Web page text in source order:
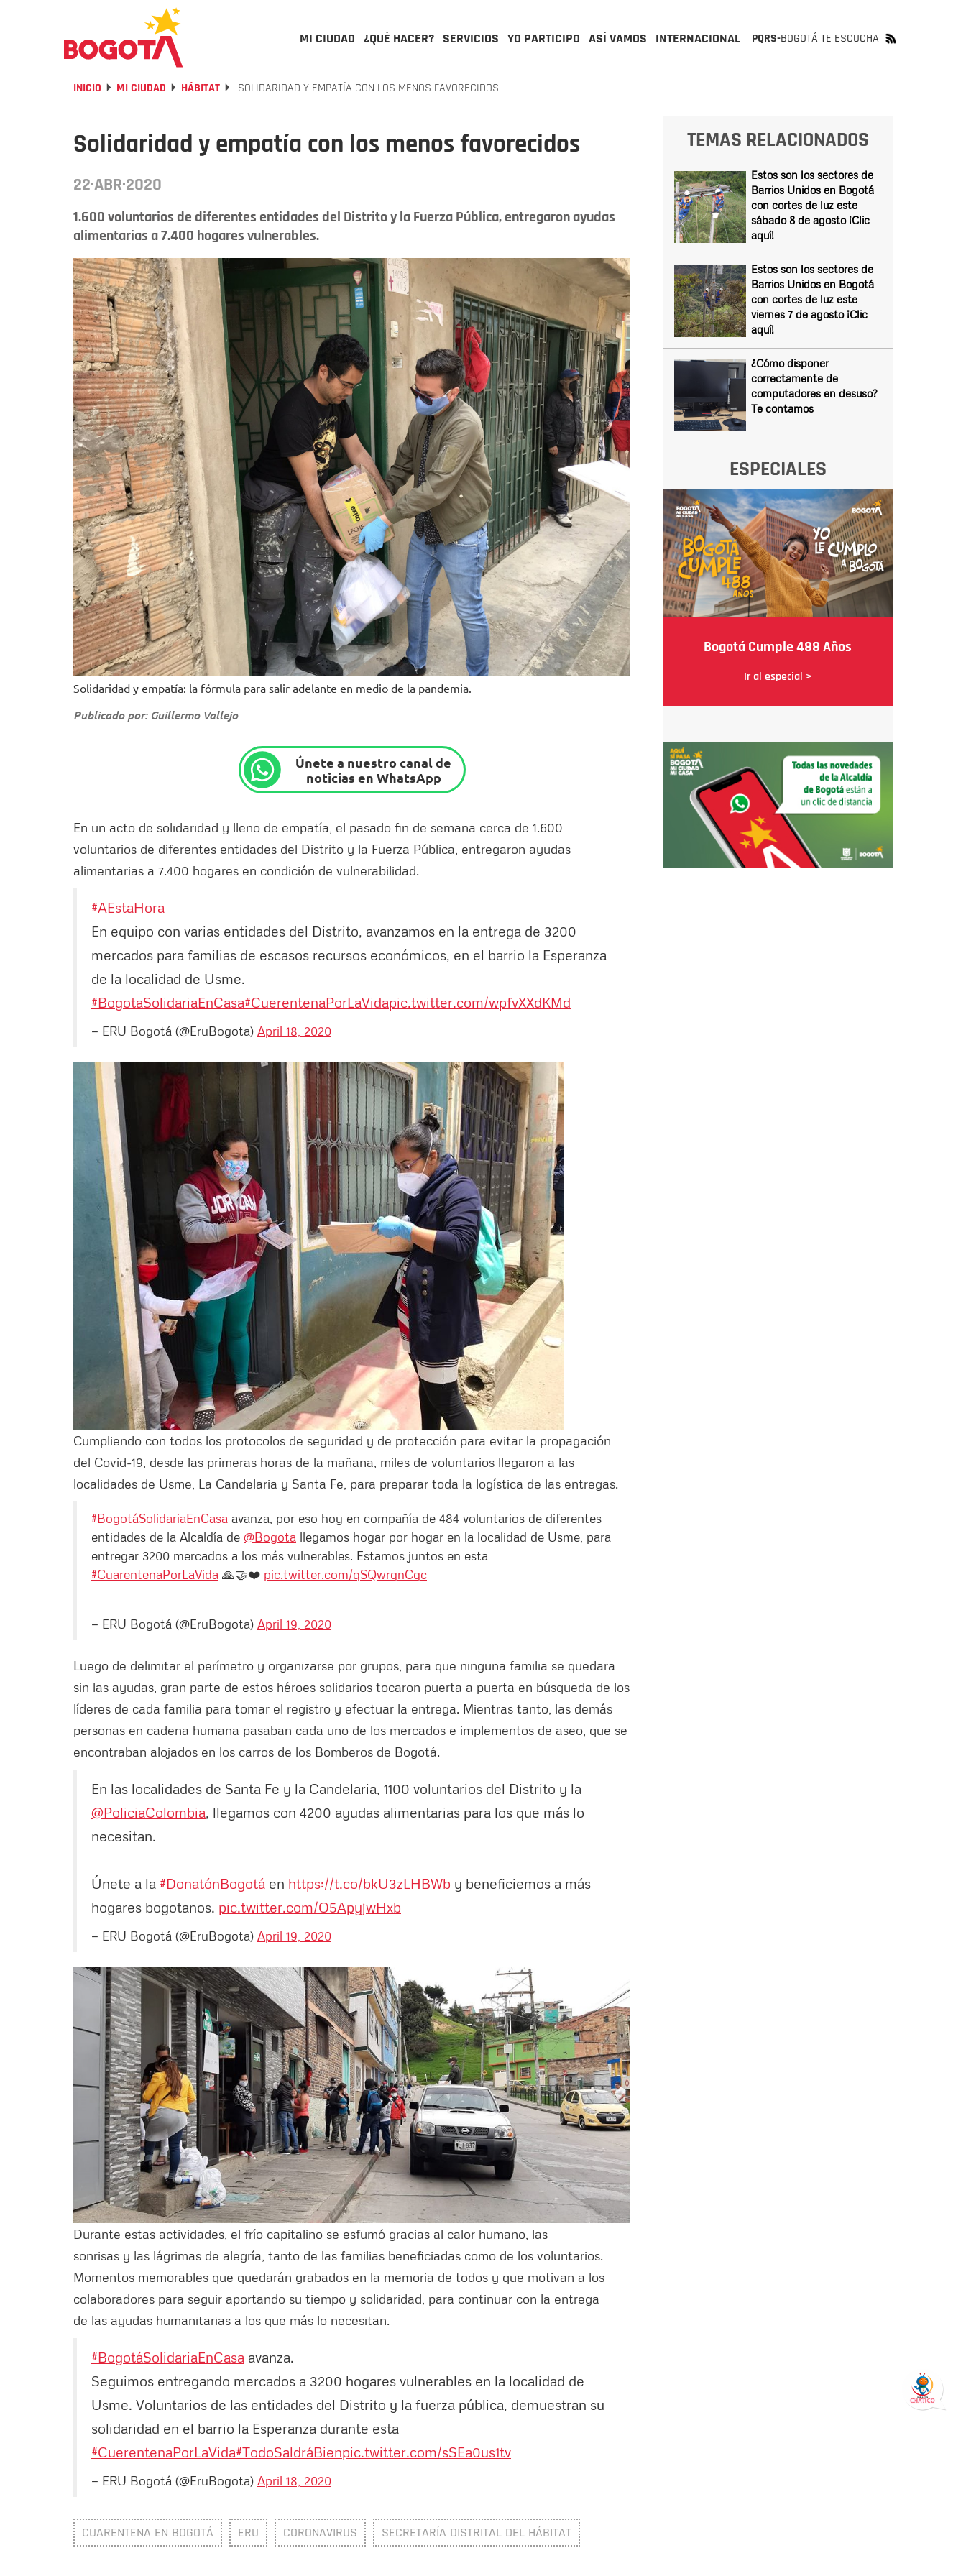
MI CIUDAD ¿QUÉ HACER? SERVICIOS YO PARTICIPO ASÍ VAMOS INTERNACIONAL PQRS-BOGOTÁ TE ESCUCHA
INICIO MI CIUDAD HÁBITAT SOLIDARIDAD Y EMPATÍA CON LOS MENOS FAVORECIDOS
Solidaridad y empatía con los menos favorecidos
22·ABR·2020
1.600 voluntarios de diferentes entidades del Distrito y la Fuerza Pública, entregaron ayudas
alimentarias a 7.400 hogares vulnerables.
Solidaridad y empatía: la fórmula para salir adelante en medio de la pandemia.
Publicado por: Guillermo Vallejo
Únete a nuestro canal de
noticias en WhatsApp
En un acto de solidaridad y lleno de empatía, el pasado fin de semana cerca de 1.600
voluntarios de diferentes entidades del Distrito y la Fuerza Pública, entregaron ayudas
alimentarias a 7.400 hogares en condición de vulnerabilidad.
#AEstaHora
En equipo con varias entidades del Distrito, avanzamos en la entrega de 3200
mercados para familias de escasos recursos económicos, en el barrio la Esperanza
de la localidad de Usme.
#BogotaSolidariaEnCasa#CuerentenaPorLaVidapic.twitter.com/wpfvXXdKMd
— ERU Bogotá (@EruBogota) April 18, 2020
Cumpliendo con todos los protocolos de seguridad y de protección para evitar la propagación
del Covid-19, desde las primeras horas de la mañana, miles de voluntarios llegaron a las
localidades de Usme, La Candelaria y Santa Fe, para preparar toda la logística de las entregas.
#BogotáSolidariaEnCasa avanza, por eso hoy en compañía de 484 voluntarios de diferentes
entidades de la Alcaldía de @Bogota llegamos hogar por hogar en la localidad de Usme, para
entregar 3200 mercados a los más vulnerables. Estamos juntos en esta
#CuarentenaPorLaVida 🙏🤝❤️ pic.twitter.com/qSQwrqnCqc
— ERU Bogotá (@EruBogota) April 19, 2020
Luego de delimitar el perímetro y organizarse por grupos, para que ninguna familia se quedara
sin las ayudas, gran parte de estos héroes solidarios tocaron puerta a puerta en búsqueda de los
líderes de cada familia para tomar el registro y efectuar la entrega. Mientras tanto, las demás
personas en cadena humana pasaban cada uno de los mercados e implementos de aseo, que se
encontraban alojados en los carros de los Bomberos de Bogotá.
En las localidades de Santa Fe y la Candelaria, 1100 voluntarios del Distrito y la
@PoliciaColombia , llegamos con 4200 ayudas alimentarias para los que más lo
necesitan.
Únete a la #DonatónBogotá en https://t.co/bkU3zLHBWb y beneficiemos a más
hogares bogotanos. pic.twitter.com/O5ApyjwHxb
— ERU Bogotá (@EruBogota) April 19, 2020
Durante estas actividades, el frío capitalino se esfumó gracias al calor humano, las
sonrisas y las lágrimas de alegría, tanto de las familias beneficiadas como de los voluntarios.
Momentos memorables que quedarán grabados en la memoria de todos y que motivan a los
colaboradores para seguir aportando su tiempo y solidaridad, para continuar con la entrega
de las ayudas humanitarias a los que más lo necesitan.
#BogotáSolidariaEnCasa avanza.
Seguimos entregando mercados a 3200 hogares vulnerables en la localidad de
Usme. Voluntarios de las entidades del Distrito y la fuerza pública, demuestran su
solidaridad en el barrio la Esperanza durante esta
#CuerentenaPorLaVida#TodoSaldráBienpic.twitter.com/sSEa0us1tv
— ERU Bogotá (@EruBogota) April 18, 2020
CUARENTENA EN BOGOTÁ ERU CORONAVIRUS SECRETARÍA DISTRITAL DEL HÁBITAT
TEMAS RELACIONADOS
Estos son los sectores de
Barrios Unidos en Bogotá
con cortes de luz este
sábado 8 de agosto ¡Clic
aquí!
Estos son los sectores de
Barrios Unidos en Bogotá
con cortes de luz este
viernes 7 de agosto ¡Clic
aquí!
¿Cómo disponer
correctamente de
computadores en desuso?
Te contamos
ESPECIALES
Bogotá Cumple 488 Años
Ir al especial >